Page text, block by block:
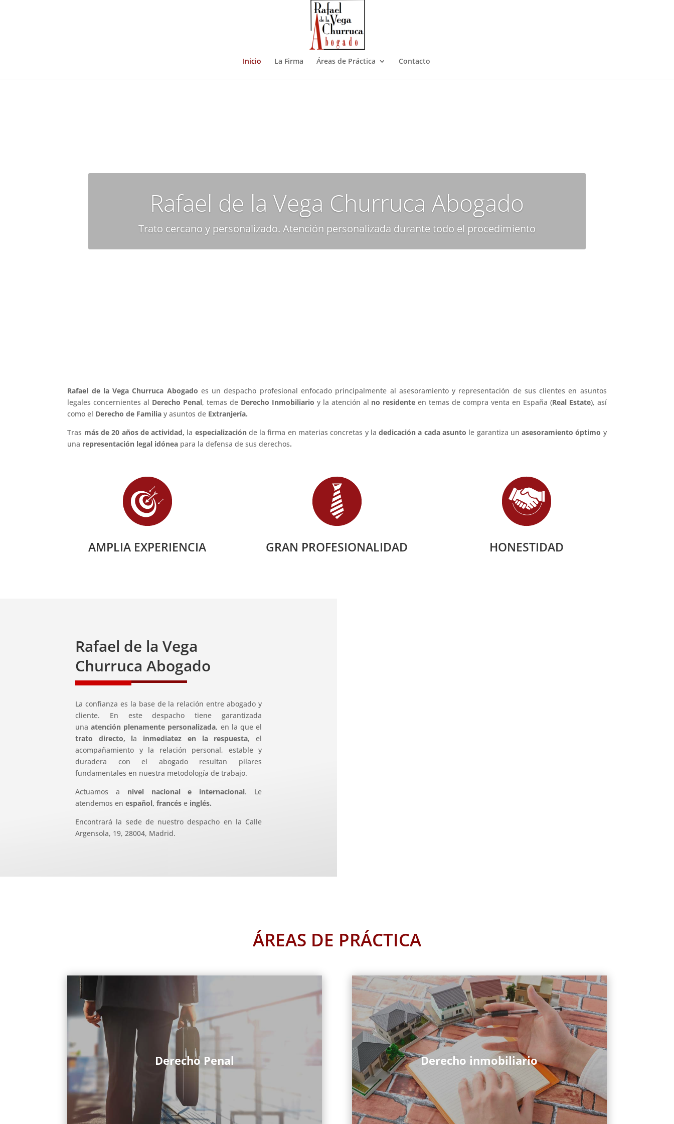
Inicio La Firma Áreas de Práctica Contacto
Rafael de la Vega Churruca Abogado
Trato cercano y personalizado. Atención personalizada durante todo el procedimiento
Rafael de la Vega Churruca Abogado es un despacho profesional enfocado principalmente al asesoramiento y representación de sus clientes en asuntos
legales concernientes al Derecho Penal, temas de Derecho Inmobiliario y la atención al no residente en temas de compra venta en España (Real Estate), así
como el Derecho de Familiay asuntos de Extranjería.
Tras más de 20 años de actividad, la especializaciónde la firma en materias concretas y la dedicación a cada asunto le garantiza unasesoramiento óptimo y
una representación legal idónea para la defensa de sus derechos.
AMPLIA EXPERIENCIA GRAN PROFESIONALIDAD HONESTIDAD
Rafael de la Vega
Churruca Abogado
La confianza es la base de la relación entre abogado y
cliente. En este despacho tiene garantizada
unaatención plenamente personalizada, en la que el
trato directo, la inmediatez en la respuesta, el
acompañamiento y la relación personal, estable y
duradera con el abogado resultan pilares
fundamentales en nuestra metodología de trabajo.
Actuamos a nivel nacional e internacional. Le
atendemos en español, francés e inglés.
Encontrará la sede de nuestro despacho en la Calle
Argensola, 19, 28004, Madrid.
ÁREAS DE PRÁCTICA
Derecho Penal Derecho inmobiliario